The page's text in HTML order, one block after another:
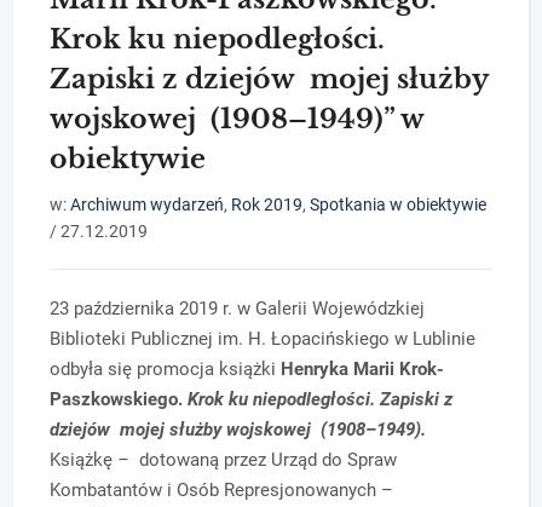
Krok ku niepodległości.
Zapiski z dziejów mojej służby
wojskowej (1908–1949)” w
obiektywie
w:Archiwum wydarzeń, Rok 2019,Spotkania w obiektywie
/27.12.2019
23 października 2019 r. w Galerii Wojewódzkiej
Biblioteki Publicznej im. H. Łopacińskiego w Lublinie
odbyła się promocja książki Henryka Marii Krok-
Paszkowskiego.Krok ku niepodległości. Zapiski z
dziejów mojej służby wojskowej (1908–1949).
Książkę – dotowaną przez Urząd do Spraw
Kombatantów i Osób Represjonowanych –